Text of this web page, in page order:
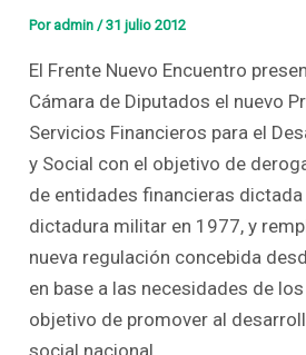
Por admin/31 julio 2012
El Frente Nuevo Encuentro
Cámara de Diputados el nuevo
Servicios Financieros para el
y Social con el objetivo de
de entidades financieras
dictadura militar en 1977, y
nueva regulación concebida
en base a las necesidades de
objetivo de promover al
social nacional.